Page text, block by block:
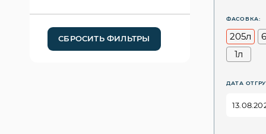
СБРОСИТЬ ФИЛЬТРЫ
ФАСОВКА:
205л
1л
ДАТА